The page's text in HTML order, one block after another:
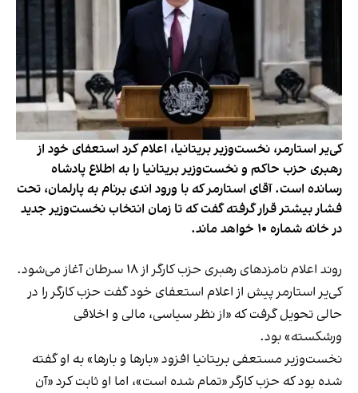
کی‌یر استارمر، نخست‌وزیر بریتانیا، اعلام کرد استعفای خود از
رهبری حزب حاکم و نخست‌وزیر بریتانیا را به اطلاع پادشاه
رسانده‌ است. آقای استارمر که با ورود اندی برنام به پارلمان، تحت
فشار بیشتر قرار گرفته گفت که تا زمان انتخاب نخست‌وزیر جدید
در خانه شماره ۱۰ خواهد ماند.
روند اعلام نامزدهای رهبری حزب کارگر از ۱۸ سرطان آغاز می‌شود.
کی‌یر استارمر پیش از اعلام استعفای خود گفت حزب کارگر را در
حالی تحویل گرفت که «از نظر سیاسی، مالی و اخلاقی
ورشکسته» بود.
نخست‌وزیر مستعفی بریتانیا افزود «بارها و بارها» به او گفته
شده بود که حزب کارگر «تمام شده است»، اما او ثابت کرد «آن